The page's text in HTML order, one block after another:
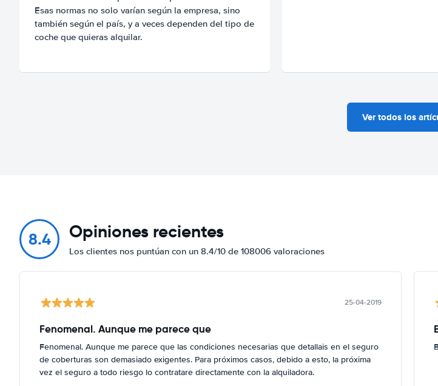
Esas normas no solo varían según la empresa, sino
también según el país, y a veces dependen del tipo de
coche que quieras alquilar.
Ver todos los
8.4 Opiniones recientes
Los clientes nos puntúan con un 8.4/10 de 108006 valoraciones
25-04-2019
Fenomenal. Aunque me parece que
Fenomenal. Aunque me parece que las condiciones necesarias que detallais en el seguro
de coberturas son demasiado exigentes. Para próximos casos, debido a esto, la próxima
vez el seguro a todo riesgo lo contratare directamente con la alquiladora.